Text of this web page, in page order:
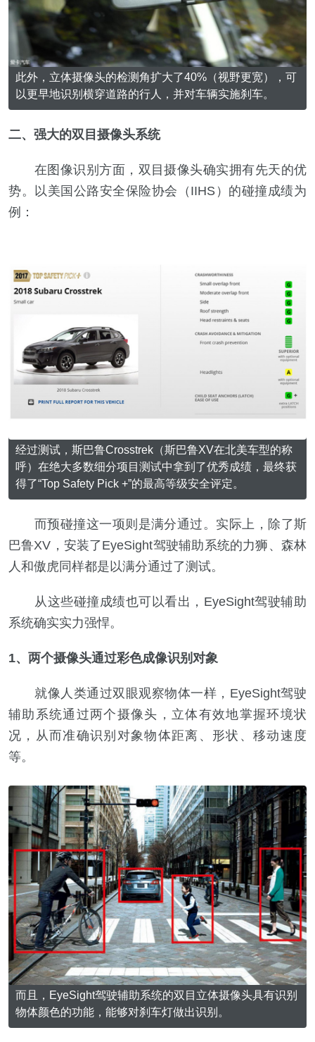
此外，立体摄像头的检测角扩大了40%（视野更宽），可
以更早地识别横穿道路的行人，并对车辆实施刹车。
二、强大的双目摄像头系统
在图像识别方面，双目摄像头确实拥有先天的优
势。以美国公路安全保险协会（IIHS）的碰撞成绩为
例：
经过测试，斯巴鲁Crosstrek（斯巴鲁XV在北美车型的称
呼）在绝大多数细分项目测试中拿到了优秀成绩，最终获
得了“Top Safety Pick +”的最高等级安全评定。
而预碰撞这一项则是满分通过。实际上，除了斯
巴鲁XV，安装了EyeSight驾驶辅助系统的力狮、森林
人和傲虎同样都是以满分通过了测试。
从这些碰撞成绩也可以看出，EyeSight驾驶辅助
系统确实实力强悍。
1、两个摄像头通过彩色成像识别对象
就像人类通过双眼观察物体一样，EyeSight驾驶
辅助系统通过两个摄像头，立体有效地掌握环境状
况，从而准确识别对象物体距离、形状、移动速度
等。
而且，EyeSight驾驶辅助系统的双目立体摄像头具有识别
物体颜色的功能，能够对刹车灯做出识别。